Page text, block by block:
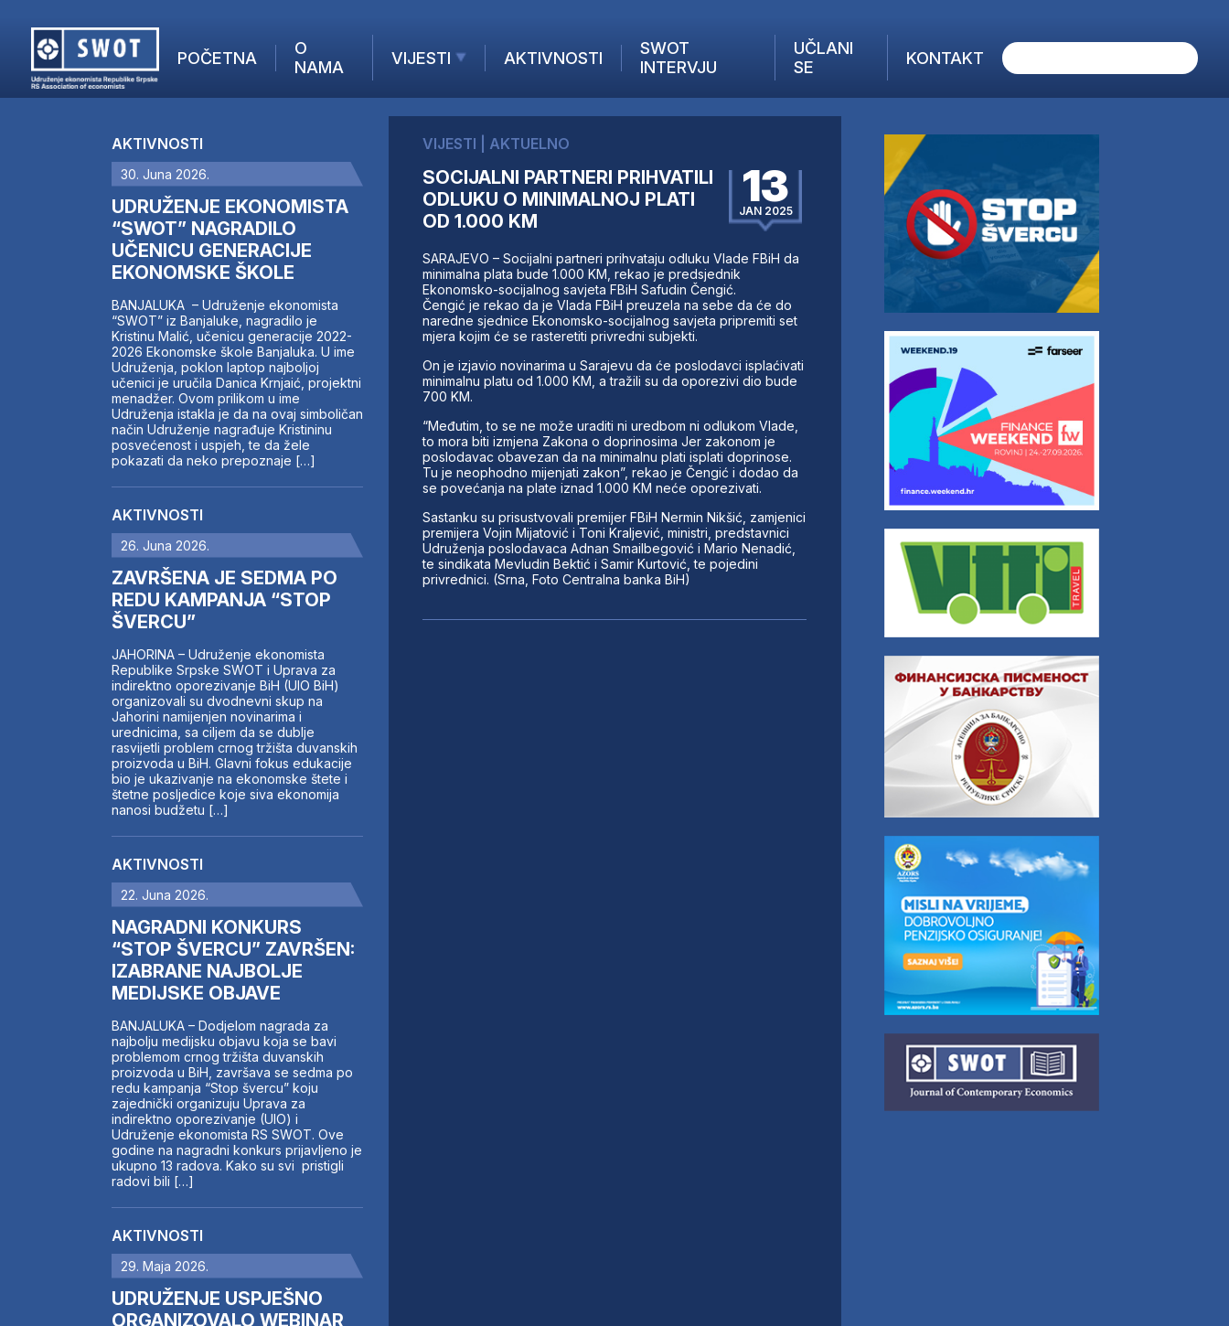
POČETNA
O
NAMA
VIJESTI
AKTUELNO
KOMPANIJE
FINANSIJE
IZ STRANIH MEDIJA
AKTIVNOSTI
SWOT
INTERVJU
UČLANI
SE
KONTAKT
AKTUELNO
ANALIZE
KOMPANIJE
FINANSIJE
IZ STRANIH MEDIJA
AKTIVNOSTI
SWOT INTERVJU
UČLANI SE
KONTAKT
AKTIVNOSTI
30. Juna 2026.
UDRUŽENJE EKONOMISTA
“SWOT” NAGRADILO
UČENICU GENERACIJE
EKONOMSKE ŠKOLE
BANJALUKA – Udruženje ekonomista
“SWOT” iz Banjaluke, nagradilo je
Kristinu Malić, učenicu generacije 2022-
2026 Ekonomske škole Banjaluka. U ime
Udruženja, poklon laptop najboljoj
učenici je uručila Danica Krnjaić, projektni
menadžer. Ovom prilikom u ime
Udruženja istakla je da na ovaj simboličan
način Udruženje nagrađuje Kristininu
posvećenost i uspjeh, te da žele
pokazati da neko prepoznaje […]
AKTIVNOSTI
26. Juna 2026.
ZAVRŠENA JE SEDMA PO
REDU KAMPANJA “STOP
ŠVERCU”
JAHORINA – Udruženje ekonomista
Republike Srpske SWOT i Uprava za
indirektno oporezivanje BiH (UIO BiH)
organizovali su dvodnevni skup na
Jahorini namijenjen novinarima i
urednicima, sa ciljem da se dublje
rasvijetli problem crnog tržišta duvanskih
proizvoda u BiH. Glavni fokus edukacije
bio je ukazivanje na ekonomske štete i
štetne posljedice koje siva ekonomija
nanosi budžetu […]
AKTIVNOSTI
22. Juna 2026.
NAGRADNI KONKURS
“STOP ŠVERCU” ZAVRŠEN:
IZABRANE NAJBOLJE
MEDIJSKE OBJAVE
BANJALUKA – Dodjelom nagrada za
najbolju medijsku objavu koja se bavi
problemom crnog tržišta duvanskih
proizvoda u BiH, završava se sedma po
redu kampanja “Stop švercu” koju
zajednički organizuju Uprava za
indirektno oporezivanje (UIO) i
Udruženje ekonomista RS SWOT. Ove
godine na nagradni konkurs prijavljeno je
ukupno 13 radova. Kako su svi pristigli
radovi bili […]
AKTIVNOSTI
29. Maja 2026.
UDRUŽENJE USPJEŠNO
ORGANIZOVALO WEBINAR
VIJESTI AKTUELNO
SOCIJALNI PARTNERI PRIHVATILI
ODLUKU O MINIMALNOJ PLATI
OD 1.000 KM
13
JAN 2025
SARAJEVO – Socijalni partneri prihvataju odluku Vlade FBiH da
minimalna plata bude 1.000 KM, rekao je predsjednik
Ekonomsko-socijalnog savjeta FBiH Safudin Čengić.
Čengić je rekao da je Vlada FBiH preuzela na sebe da će do
naredne sjednice Ekonomsko-socijalnog savjeta pripremiti set
mjera kojim će se rasteretiti privredni subjekti.
On je izjavio novinarima u Sarajevu da će poslodavci isplaćivati
minimalnu platu od 1.000 KM, a tražili su da oporezivi dio bude
700 KM.
“Međutim, to se ne može uraditi ni uredbom ni odlukom Vlade,
to mora biti izmjena Zakona o doprinosima Jer zakonom je
poslodavac obavezan da na minimalnu plati isplati doprinose.
Tu je neophodno mijenjati zakon”, rekao je Čengić i dodao da
se povećanja na plate iznad 1.000 KM neće oporezivati.
Sastanku su prisustvovali premijer FBiH Nermin Nikšić, zamjenici
premijera Vojin Mijatović i Toni Kraljević, ministri, predstavnici
Udruženja poslodavaca Adnan Smailbegović i Mario Nenadić,
te sindikata Mevludin Bektić i Samir Kurtović, te pojedini
privrednici. (Srna, Foto Centralna banka BiH)